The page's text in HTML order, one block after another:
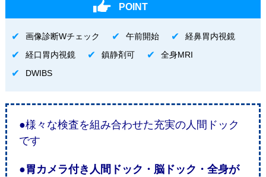
POINT
画像診断Wチェック 午前開始
経鼻胃内視鏡
経口胃内視鏡
鎮静剤可
全身MRI
DWIBS
●様々な検査を組み合わせた充実の人間ドック
です
●胃カメラ付き人間ドック・脳ドック・全身が